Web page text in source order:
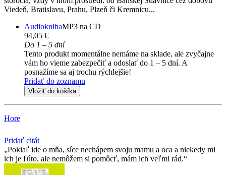
Viedeň, Bratislavu, Prahu, Plzeň či Kremnicu...
AudioknihaMP3 na CD
94,05 €
Do 1 – 5 dní
Tento produkt momentálne nemáme na sklade, ale zvyčajne
vám ho vieme zabezpečiť a odoslať do 1 – 5 dní. A
posnažíme sa aj trochu rýchlejšie!
Pridať do zoznamu
Vložiť do košíka
Hore
Pridať citát
Pokiaľ ide o mňa, síce nechápem svoju mamu a oca a niekedy mi
ich je ľúto, ale nemôžem si pomôcť, mám ich veľmi rád.